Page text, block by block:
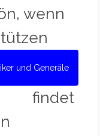
wenn
und Generäle